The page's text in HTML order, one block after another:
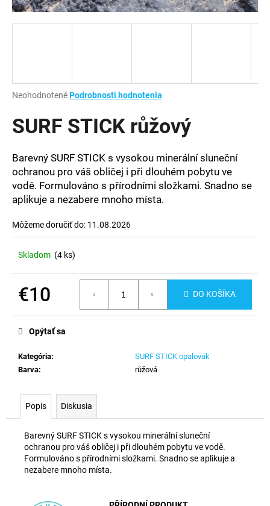
Priemerné
produktu
je
5
hviezdičiek.
NeohodnotenéPodrobnosti hodnotenia
SURF STICK růžový
Barevný SURF STICK s vysokou minerální sluneční
ochranou pro váš obličej i při dlouhém pobytu ve
vodě. Formulováno s přírodními složkami. Snadno se
aplikuje a nezabere mnoho místa.
Môžeme doručiť do: 11.08.2026
Skladom (4 ks)
€10 DO KOŠÍKA
Kategória:
SURF STICK opalovák
Barva: růžová
Opýtať sa
Popis Diskusia
Barevný SURF STICK s vysokou minerální sluneční
ochranou pro váš obličej i při dlouhém pobytu ve vodě.
Formulováno s přírodními složkami. Snadno se aplikuje a
nezabere mnoho místa.
á
O
d
p
o
ú
č
m